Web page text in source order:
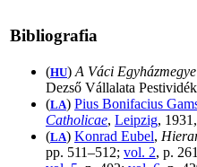
Bibliografia
(HU) A Váci
Dezső Vállalata
(LA) Pius Bonifacius
Catholicae, Leipzig,
(LA) Konrad Eubel,
pp. 511–512; vol. 2, p.